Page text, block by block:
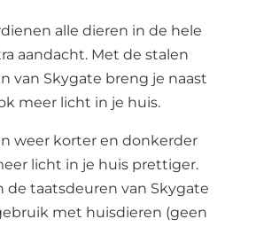
alle dieren in de hele
aandacht. Met de stalen
van Skygate breng je naast
meer licht in je huis.
weer korter en donkerder
licht in je huis prettiger.
de taatsdeuren van Skygate
met huisdieren (geen